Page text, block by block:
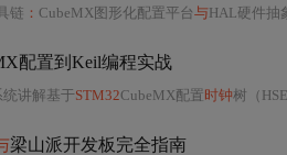
链 ： CubeMX图形化配置平台与HAL硬件抽象
配置到Keil编程实战
统讲解基于STM32CubeMX配置时钟树（HSE+PLL倍
梁山派开发板完全指南